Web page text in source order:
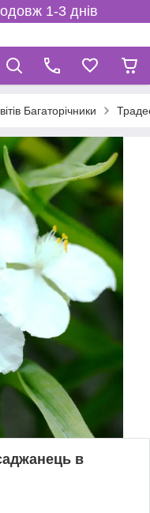
1-3 днів
Багаторічники
в